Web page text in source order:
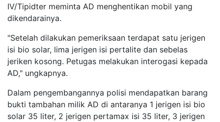
IV/Tipidter meminta AD menghentikan mobil yang
dikendarainya.
"Setelah dilakukan pemeriksaan terdapat satu jerigen
isi bio solar, lima jerigen isi pertalite dan sebelas
jeriken kosong. Petugas melakukan interogasi kepada
AD," ungkapnya.
Dalam pengembangannya polisi mendapatkan barang
bukti tambahan milik AD di antaranya 1 jerigen isi bio
solar 35 liter, 2 jerigen pertamax isi 35 liter, 3 jerigen